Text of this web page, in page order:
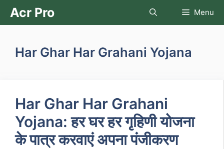
SkipAcr Pro Menu
Har Ghar Har Grahani Yojana
Har Ghar Har Grahani
Yojana: हर घर हर गृहिणी योजना
के पात्र करवाएं अपना पंजीकरण